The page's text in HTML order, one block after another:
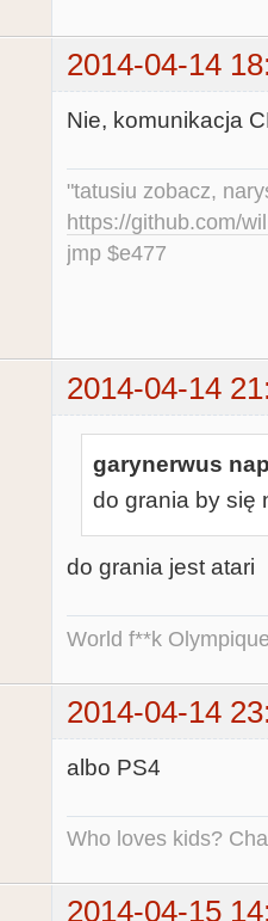
2014-04-14
Nie, komunikacja
"tatusiu zobacz,
https://github.com/
jmp $e477
2014-04-14
garynerwus
do grania by się
do grania jest atari
World f**k
2014-04-14
albo PS4
Who loves kids?
2014-04-15